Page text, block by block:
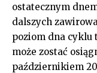
ostatecznym
dalszych
poziom dna cyklu
może zostać
październikiem